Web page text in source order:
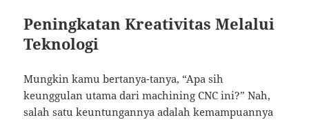
Peningkatan Kreativitas Melalui
Teknologi
Mungkin kamu bertanya-tanya, “Apa sih
keunggulan utama dari machining CNC ini?” Nah,
salah satu keuntungannya adalah kemampuannya